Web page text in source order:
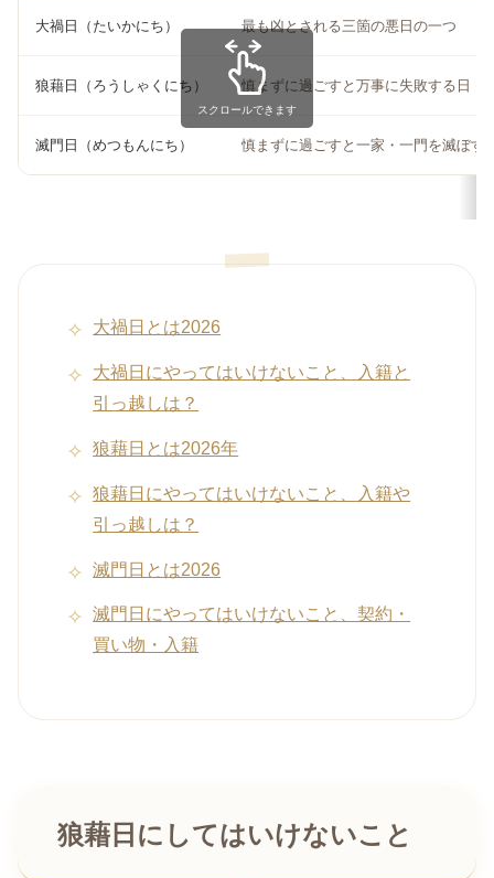
大禍日（たいかにち） 最も凶とされる三箇の悪日の一つ
狼藉日（ろうしゃくにち） 慎まずに過ごすと万事に失敗する日
滅門日（めつもんにち） 慎まずに過ごすと一家・一門を滅ぼす
スクロールできます
大禍日とは2026
大禍日にやってはいけないこと、入籍と
引っ越しは？
狼藉日とは2026年
狼藉日にやってはいけないこと、入籍や
引っ越しは？
滅門日とは2026
滅門日にやってはいけないこと、契約・
買い物・入籍
狼藉日にしてはいけないこと